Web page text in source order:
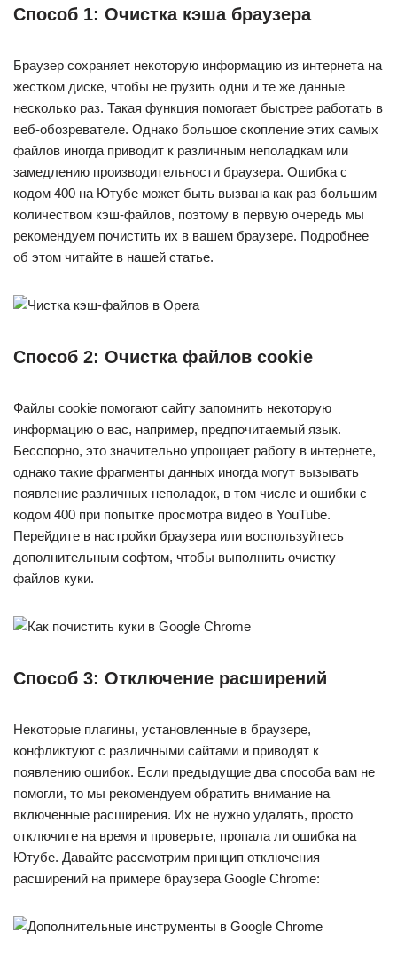
Способ 1: Очистка кэша браузера
Браузер сохраняет некоторую информацию из интернета на
жестком диске, чтобы не грузить одни и те же данные
несколько раз. Такая функция помогает быстрее работать в
веб-обозревателе. Однако большое скопление этих самых
файлов иногда приводит к различным неполадкам или
замедлению производительности браузера. Ошибка с
кодом 400 на Ютубе может быть вызвана как раз большим
количеством кэш-файлов, поэтому в первую очередь мы
рекомендуем почистить их в вашем браузере. Подробнее
об этом читайте в нашей статье.
Способ 2: Очистка файлов cookie
Файлы cookie помогают сайту запомнить некоторую
информацию о вас, например, предпочитаемый язык.
Бесспорно, это значительно упрощает работу в интернете,
однако такие фрагменты данных иногда могут вызывать
появление различных неполадок, в том числе и ошибки с
кодом 400 при попытке просмотра видео в YouTube.
Перейдите в настройки браузера или воспользуйтесь
дополнительным софтом, чтобы выполнить очистку
файлов куки.
Способ 3: Отключение расширений
Некоторые плагины, установленные в браузере,
конфликтуют с различными сайтами и приводят к
появлению ошибок. Если предыдущие два способа вам не
помогли, то мы рекомендуем обратить внимание на
включенные расширения. Их не нужно удалять, просто
отключите на время и проверьте, пропала ли ошибка на
Ютубе. Давайте рассмотрим принцип отключения
расширений на примере браузера Google Chrome: